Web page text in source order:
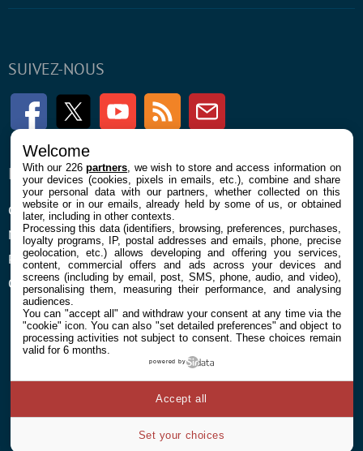
SUIVEZ-NOUS
FacebookTwitter Youtube RSS Newsletter
ENTREPRISE
Confidentialité et Cookies
Mentions légales et CGU
Préférences Cookies
Qui sommes nous
À PROPOS
Contact
Welcome
With our 226partners , we wish to store and access information on
your devices (cookies, pixels in emails, etc.), combine and share
your personal data with our partners, whether collected on this
website or in our emails, already held by some of us, or obtained
later, including in other contexts.
Processing this data (identifiers, browsing, preferences, purchases,
loyalty programs, IP, postal addresses and emails, phone, precise
geolocation, etc.) allows developing and offering you services,
content, commercial offers and ads across your devices and
screens (including by email, post, SMS, phone, audio, and video),
personalising them, measuring their performance, and analysing
audiences.
You can "accept all" and withdraw your consent at any time via the
"cookie" icon. You can also "set detailed preferences" and object to
processing activities not subject to consent. These choices remain
valid for 6 months.
powered by
Set your choices
Accept all